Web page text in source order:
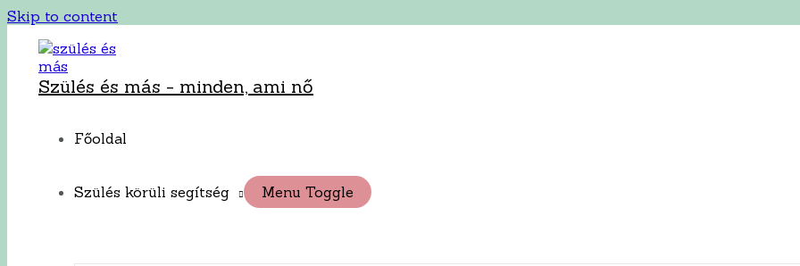
Skip to content
Szülés és más - minden, ami nő
Főoldal
Szülés körüli segítség Menu Toggle